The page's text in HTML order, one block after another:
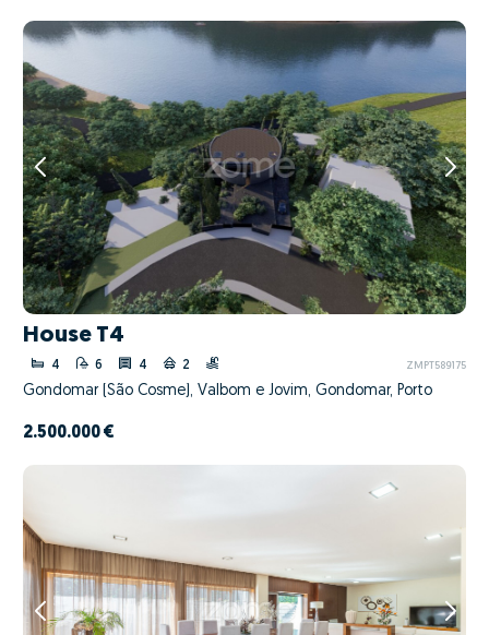
House T4
4 6 4 2 ZMPT589175
Gondomar (São Cosme), Valbom e Jovim, Gondomar, Porto
2.500.000 €